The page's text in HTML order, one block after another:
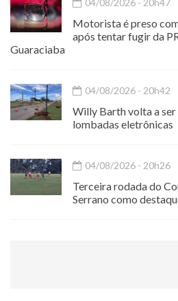
04/08/2026 - 20h47
Motorista é preso
após tentar fugir da
Guaraciaba
04/08/2026 - 20h42
Willy Barth volta a
lombadas eletrônicas
04/08/2026 - 20h26
Terceira rodada do
Serrano como